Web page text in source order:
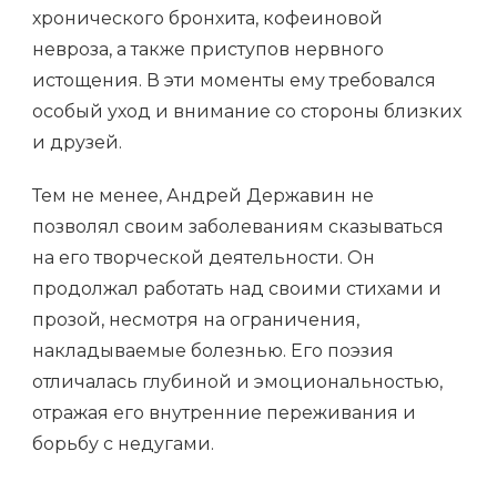
хронического бронхита, кофеиновой
невроза, а также приступов нервного
истощения. В эти моменты ему требовался
особый уход и внимание со стороны близких
и друзей.
Тем не менее, Андрей Державин не
позволял своим заболеваниям сказываться
на его творческой деятельности. Он
продолжал работать над своими стихами и
прозой, несмотря на ограничения,
накладываемые болезнью. Его поэзия
отличалась глубиной и эмоциональностью,
отражая его внутренние переживания и
борьбу с недугами.